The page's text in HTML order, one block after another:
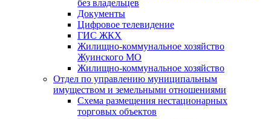
без владельцев
Документы
Цифровое телевидение
ГИС ЖКХ
Жилищно-коммунальное хозяйство
Жуинского МО
Жилищно-коммунальное хозяйство
Отдел по управлению муниципальным
имуществом и земельными отношениями
Схема размещения нестационарных
торговых объектов